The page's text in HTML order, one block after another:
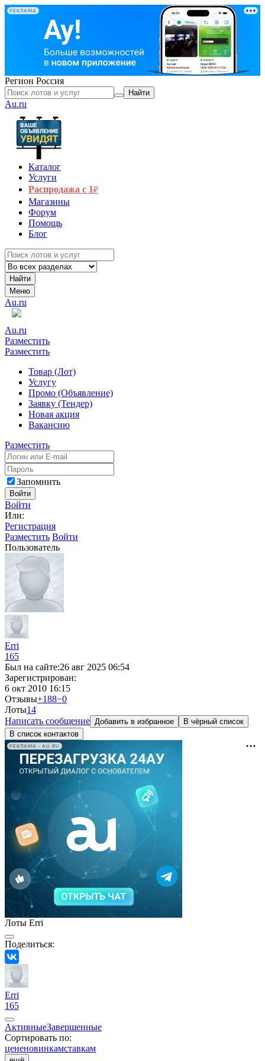
РЕКЛАМА
Регион Россия
Найти
Au.ru
Каталог
Услуги
Распродажа с 1₽
Магазины
Форум
Помощь
Блог
Найти
Меню
Au.ru
Au.ru
Разместить
Разместить
Товар (Лот)
Услугу
Промо (Объявление)
Заявку (Тендер)
Новая акция
Вакансию
Разместить
Запомнить
Войти
Войти
Или:
Регистрация
Разместить Войти
Пользователь
Erri
165
Был на сайте:26 авг 2025 06:54
Зарегистрирован:
6 окт 2010 16:15
Отзывы+188−0
Лоты14
Написать сообщение Добавить в избранное
В чёрный список
В список контактов
РЕКЛАМА • AU.RU
Лоты Erri
Поделиться:
Erri
165
АктивныеЗавершенные
Сортировать по:
цененовинкамставкам